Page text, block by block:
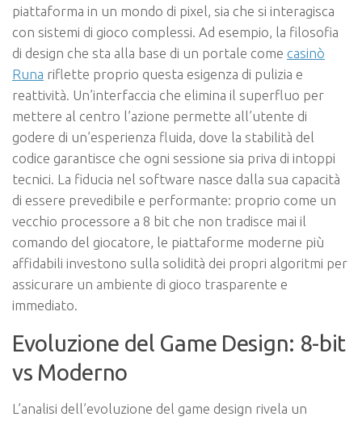
piattaforma in un mondo di pixel, sia che si interagisca
con sistemi di gioco complessi. Ad esempio, la filosofia
di design che sta alla base di un portale come casinò
Runa riflette proprio questa esigenza di pulizia e
reattività. Un’interfaccia che elimina il superfluo per
mettere al centro l’azione permette all’utente di
godere di un’esperienza fluida, dove la stabilità del
codice garantisce che ogni sessione sia priva di intoppi
tecnici. La fiducia nel software nasce dalla sua capacità
di essere prevedibile e performante: proprio come un
vecchio processore a 8 bit che non tradisce mai il
comando del giocatore, le piattaforme moderne più
affidabili investono sulla solidità dei propri algoritmi per
assicurare un ambiente di gioco trasparente e
immediato.
Evoluzione del Game Design: 8-bit
vs Moderno
L’analisi dell’evoluzione del game design rivela un